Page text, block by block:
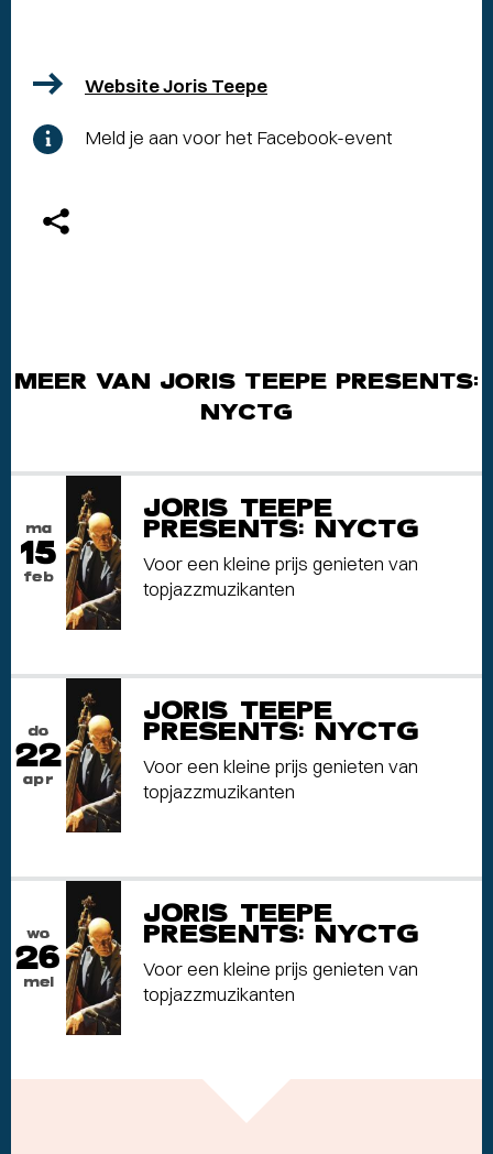
Website Joris Teepe
Meld je aan voor het Facebook-event
MEER VAN JORIS TEEPE PRESENTS:
NYCTG
ma
15
feb
JORIS TEEPE
PRESENTS: NYCTG
Voor een kleine prijs genieten van
topjazzmuzikanten
do
22
apr
JORIS TEEPE
PRESENTS: NYCTG
Voor een kleine prijs genieten van
topjazzmuzikanten
wo
26
mei
JORIS TEEPE
PRESENTS: NYCTG
Voor een kleine prijs genieten van
topjazzmuzikanten